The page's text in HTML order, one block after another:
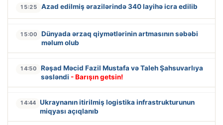
15:25 Azad edilmiş ərazilərində 340 layihə icra edilib
15:00
Dünyada ərzaq qiymətlərinin artmasının səbəbi
məlum olub
14:50
Rəşad Məcid Fazil Mustafa və Taleh Şahsuvarlıya
səsləndi - Barışın getsin!
14:44 Ukraynanın itirilmiş logistika infrastrukturunun
miqyası açıqlanıb